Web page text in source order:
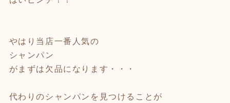
やはり当店一番人気の
シャンパン
がまずは欠品になります・・・
代わりのシャンパンを見つけることが